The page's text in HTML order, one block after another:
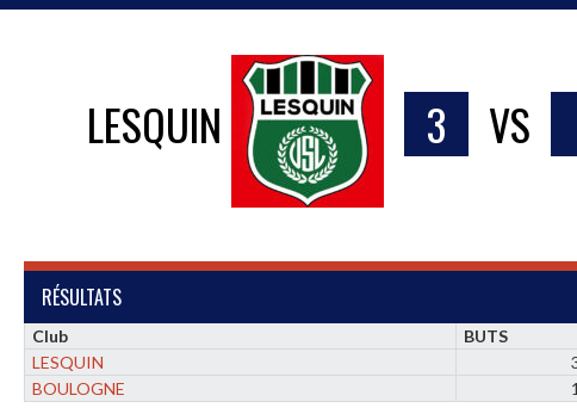
LESQUIN 3 VS
RÉSULTATS
Club BUTS
LESQUIN
BOULOGNE
1